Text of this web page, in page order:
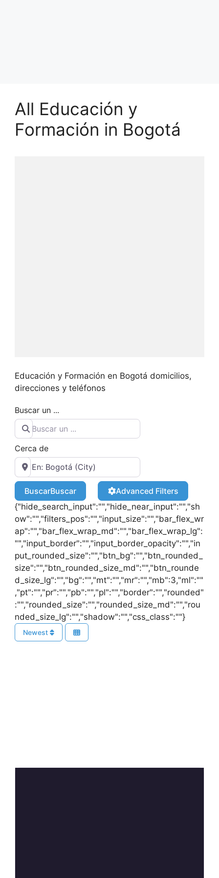
All Educación y
Formación in Bogotá
Educación y Formación en Bogotá domicilios,
direcciones y teléfonos
Buscar un ...
Cerca de
BuscarBuscar
Advanced Filters
{"hide_search_input":"","hide_near_input":"","sh
ow":"","filters_pos":"","input_size":"","bar_flex_wr
ap":"","bar_flex_wrap_md":"","bar_flex_wrap_lg":
"","input_border":"","input_border_opacity":"","in
put_rounded_size":"","btn_bg":"","btn_rounded_
size":"","btn_rounded_size_md":"","btn_rounde
d_size_lg":"","bg":"","mt":"","mr":"","mb":3,"ml":""
,"pt":"","pr":"","pb":"","pl":"","border":"","rounded"
:"","rounded_size":"","rounded_size_md":"","rou
nded_size_lg":"","shadow":"","css_class":""}
Newest